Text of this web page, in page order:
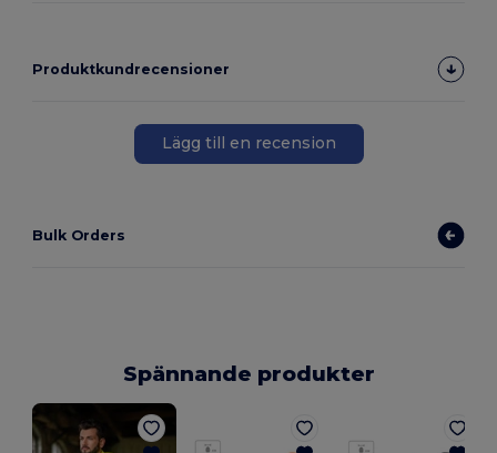
Produktkundrecensioner
Lägg till en recension
Bulk Orders
Spännande produkter